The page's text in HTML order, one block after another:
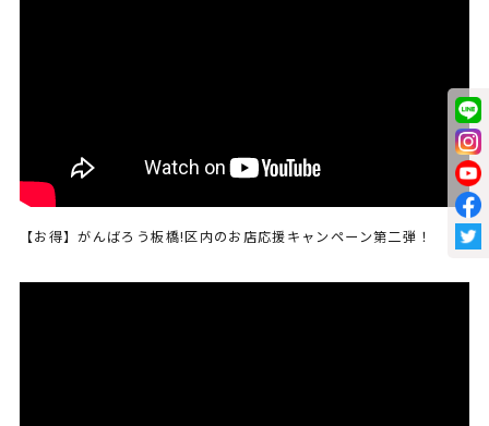
【お得】がんばろう板橋!区内のお店応援キャンペーン第二弾！